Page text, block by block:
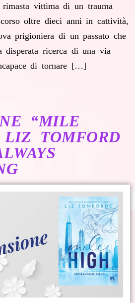
rimasta vittima di un trauma
oltre dieci anni in cattività,
prigioniera di un passato che
disperata ricerca di una via
di tornare […]
“MILE
TOMFORD